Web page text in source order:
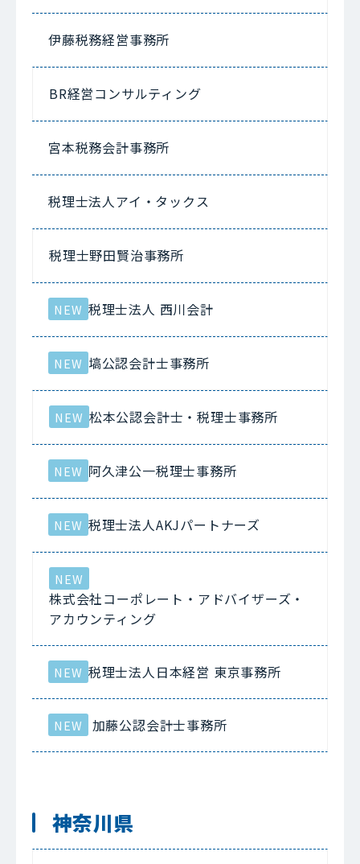
伊藤税務経営事務所
BR経営コンサルティング
宮本税務会計事務所
税理士法人アイ・タックス
税理士野田賢治事務所
NEW 税理士法人 西川会計
NEW 塙公認会計士事務所
NEW 松本公認会計士・税理士事務所
NEW 阿久津公一税理士事務所
NEW 税理士法人AKJパートナーズ
NEW
株式会社コーポレート・アドバイザーズ・
アカウンティング
NEW 税理士法人日本経営 東京事務所
NEW 加藤公認会計士事務所
神奈川県